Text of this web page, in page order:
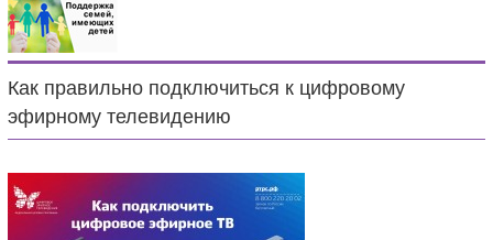
Как правильно подключиться к цифровому
эфирному телевидению